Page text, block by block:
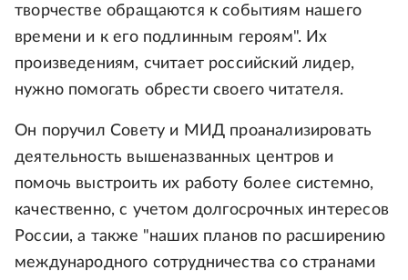
творчестве обращаются к событиям нашего
времени и к его подлинным героям". Их
произведениям, считает российский лидер,
нужно помогать обрести своего читателя.
Он поручил Совету и МИД проанализировать
деятельность вышеназванных центров и
помочь выстроить их работу более системно,
качественно, с учетом долгосрочных интересов
России, а также "наших планов по расширению
международного сотрудничества со странами